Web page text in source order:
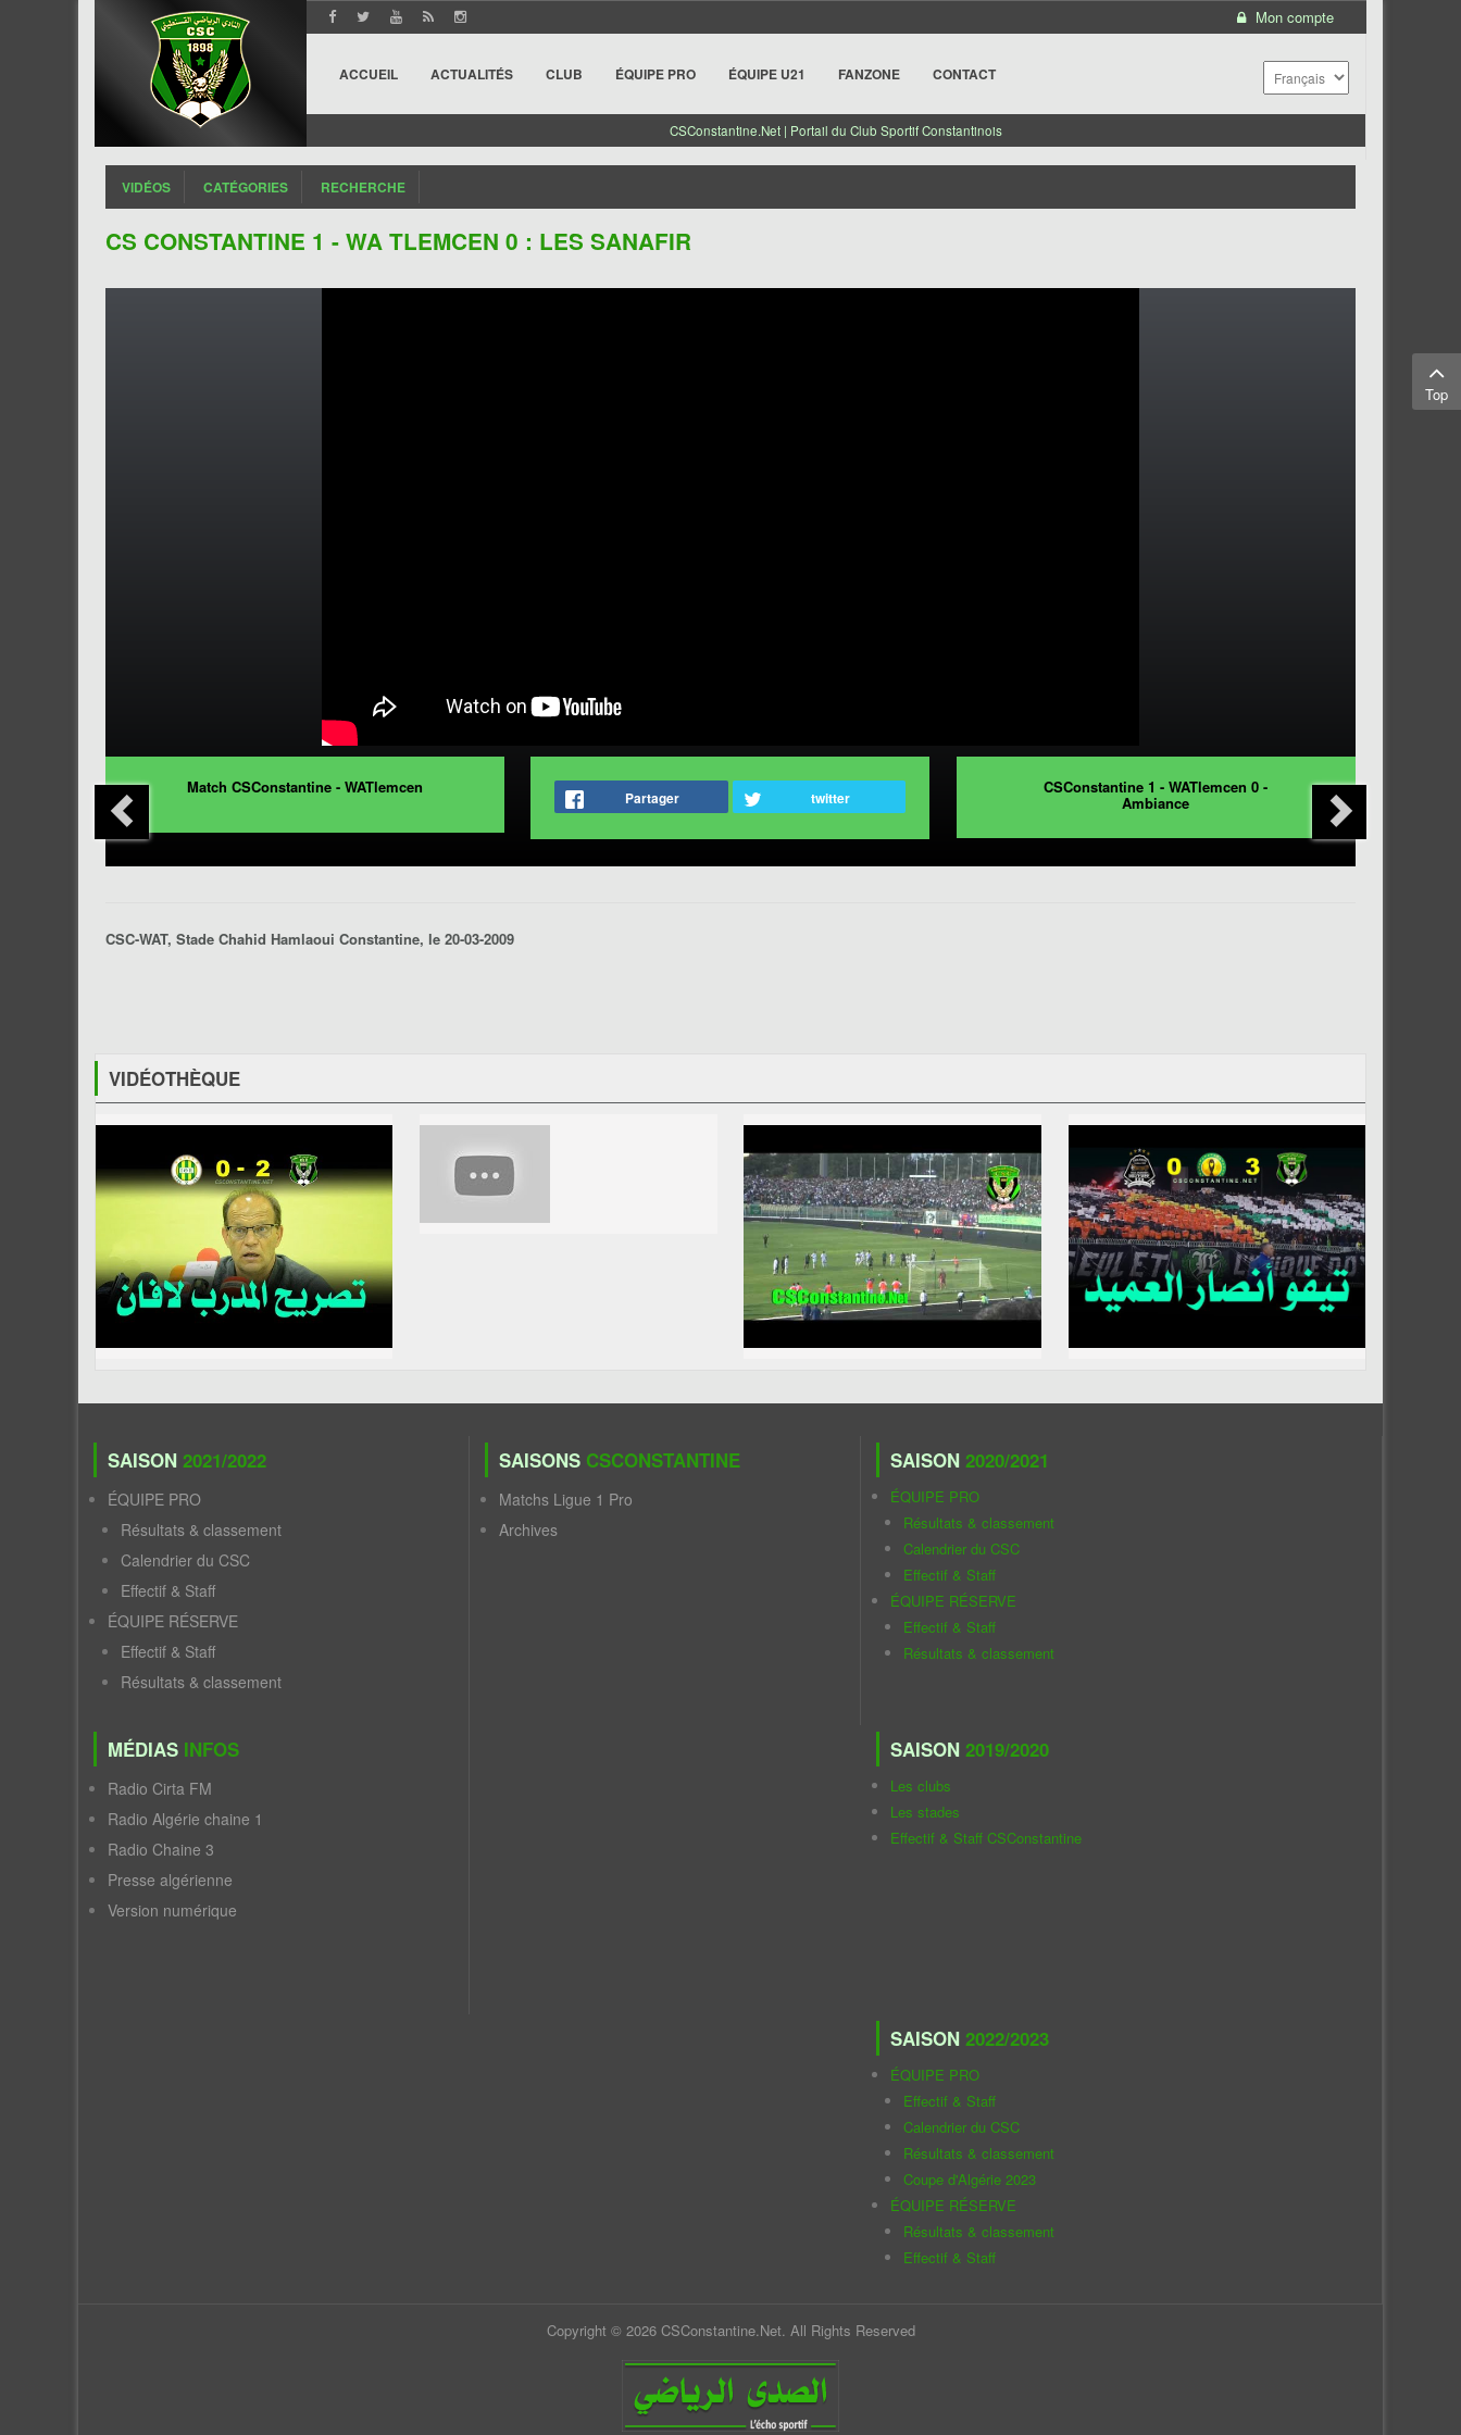
Mon compte
ACCUEIL ACTUALITÉS CLUB ÉQUIPE PRO ÉQUIPE U21 FANZONE CONTACT
CSConstantine.Net | Portail du Club Sportif Constantinois
VIDÉOS CATÉGORIES RECHERCHE
CS CONSTANTINE 1 - WA TLEMCEN 0 : LES SANAFIR
Match CSConstantine - WATlemcen
Partager twitter
CSConstantine 1 - WATlemcen 0 -
Ambiance
CSC-WAT, Stade Chahid Hamlaoui Constantine, le 20-03-2009
VIDÉOTHÈQUE
SAISON 2021/2022
ÉQUIPE PRO
Résultats & classement
Calendrier du CSC
Effectif & Staff
ÉQUIPE RÉSERVE
Effectif & Staff
Résultats & classement
MÉDIAS INFOS
Radio Cirta FM
Radio Algérie chaine 1
Radio Chaine 3
Presse algérienne
Version numérique
SAISONS CSCONSTANTINE
Matchs Ligue 1 Pro
Archives
SAISON 2020/2021
ÉQUIPE PRO
Résultats & classement
Calendrier du CSC
Effectif & Staff
ÉQUIPE RÉSERVE
Effectif & Staff
Résultats & classement
SAISON 2019/2020
Les clubs
Les stades
Effectif & Staff CSConstantine
SAISON 2022/2023
ÉQUIPE PRO
Effectif & Staff
Calendrier du CSC
Résultats & classement
Coupe d'Algérie 2023
ÉQUIPE RÉSERVE
Résultats & classement
Effectif & Staff
Copyright © 2026 CSConstantine.Net. All Rights Reserved
Top